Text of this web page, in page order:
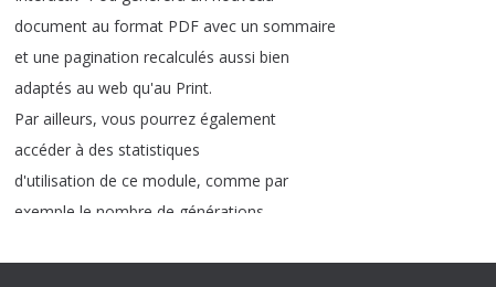
document au format PDF avec un sommaire
et une pagination recalculés aussi bien
adaptés au web qu'au Print.
Par ailleurs, vous pourrez également
accéder à des statistiques
d'utilisation de ce module, comme par
exemple le nombre de générations